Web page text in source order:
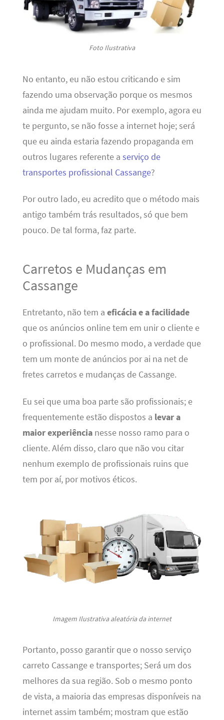
Foto Ilustrativa
No entanto, eu não estou criticando e sim
fazendo uma observação porque os mesmos
ainda me ajudam muito. Por exemplo, agora eu
te pergunto, se não fosse a internet hoje; será
que eu ainda estaria fazendo propaganda em
outros lugares referente a serviço de
transportes profissional Cassange?
Por outro lado, eu acredito que o método mais
antigo também trás resultados, só que bem
pouco. De tal forma, faz parte.
Carretos e Mudanças em
Cassange
Entretanto, não tem a eficácia e a facilidade
que os anúncios online tem em unir o cliente e
o profissional. Do mesmo modo, a verdade que
tem um monte de anúncios por ai na net de
fretes carretos e mudanças de Cassange.
Eu sei que uma boa parte são profissionais; e
frequentemente estão dispostos a levar a
maior experiêncianesse nosso ramo para o
cliente. Além disso, claro que não vou citar
nenhum exemplo de profissionais ruins que
tem por aí, por motivos éticos.
Imagem Ilustrativa aleatória da internet
Portanto, posso garantir que o nosso serviço
carreto Cassange e transportes; Será um dos
melhores da sua região. Sob o mesmo ponto
de vista, a maioria das empresas disponíveis na
internet assim também; mostram que estão